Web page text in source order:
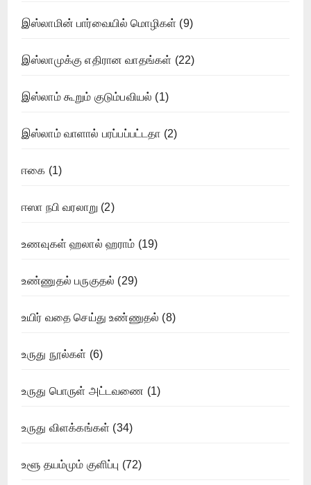
இஸ்லாமின் பார்வையில் மொழிகள் (9)
இஸ்லாமுக்கு எதிரான வாதங்கள் (22)
இஸ்லாம் கூறும் குடும்பவியல் (1)
இஸ்லாம் வாளால் பரப்பப்பட்டதா (2)
ஈகை (1)
ஈஸா நபி வரலாறு (2)
உணவுகள் ஹலால் ஹராம் (19)
உண்ணுதல் பருகுதல் (29)
உயிர் வதை செய்து உண்ணுதல் (8)
உருது நூல்கள் (6)
உருது பொருள் அட்டவணை (1)
உருது விளக்கங்கள் (34)
உளூ தயம்மும் குளிப்பு (72)